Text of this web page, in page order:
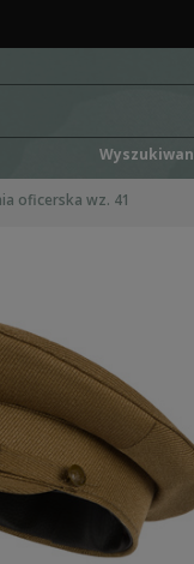
oficerska wz. 41